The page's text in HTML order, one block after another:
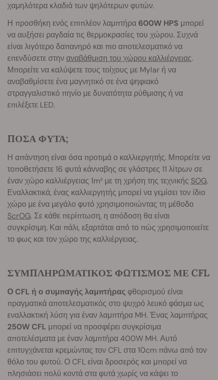
χαμηλότερα κλαδιά των ψηλότερων φυτών.
Η προσθήκη ενός επιπλέον λαμπτήρα 600W HPS μπορεί
να αυξήσει ραγδαία τις θερμοκρασίες του χώρου. Συχνά
είναι λιγότερο δαπανηρό και πιο αποτελεσματικό να
επενδύσετε στηναναβάθμιση του χώρου καλλιέργειας.
Μπορείτε να καλύψετε τους τοίχους με Mylar ή να
αναβαθμίσετε ένα μαγνητικό σε ένα ψηφιακό
στραγγαλιστικό πηνίο με δυνατότητα ρύθμισης ή να
επιλέξετε LED.
ΠΟΣΑ ΦΥΤΑ;
Η απάντηση είναι όσα προτιμά ο καλλιεργητής. Μπορείτε να
τοποθετήσετε 16 φυτά κάνναβης σε γλάστρες 11 λίτρων σε
έναν χώρο καλλιέργειας 1m² με τη χρήση της τεχνικής SOG.
Εναλλακτικά, ένας καλλιεργητής μπορεί να γεμίσει τον ίδιο
χώρο με ένα μεγάλο φυτό χρησιμοποιώντας τη μέθοδο
ScrOG. Σε κάθε περίπτωση, η απόδοση θα είναι
συγκρίσιμη. Και πάλι, εξαρτάται από το πώς χρησιμοποιείτε
το φως και τον χώρο της καλλιέργειας.
ΣΥΜΠΛΗΡΩΜΑΤΙΚΟΣ ΦΩΤΙΣΜΟΣ ΜΕ CFL
Ο CFL ή ο συμπαγής λαμπτήραςφθορισμού είναι
πραγματικά αποτελεσματικός στο ψυχρό λευκό φάσμα ως
εναλλακτική λύση για έναν λαμπτήρα MH. Ένας λαμπτήρας
250W CFL μπορεί να προσφέρει συγκρίσιμα
αποτελέσματα με έναν λαμπτήρα 400W MH. Αυτό
επιτυγχάνεται κρεμώντας τον CFL στα 10cm πάνω από τον
θόλο του φυτού. Ο CFL είναι δροσερός και μπορεί να
πλησιάσει πολύ κοντά στα φυτά χωρίς να κάψει το